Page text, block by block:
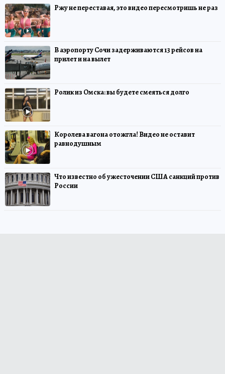
Ржу не переставая, это видео пересмотришь не раз
В аэропорту Сочи задерживаются 13 рейсов на
прилет и на вылет
Ролик из Омска: вы будете смеяться долго
Королева вагона отожгла! Видео не оставит
равнодушным
Что известно об ужесточении США санкций против
России